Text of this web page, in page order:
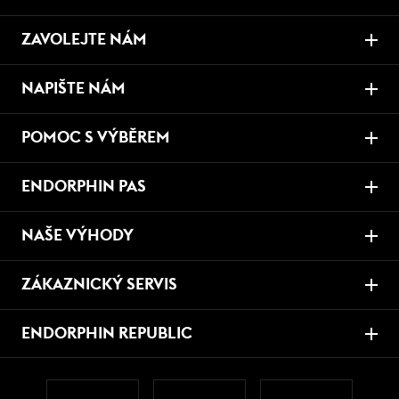
ZAVOLEJTE NÁM
NAPIŠTE NÁM
POMOC S VÝBĚREM
ENDORPHIN PAS
NAŠE VÝHODY
ZÁKAZNICKÝ SERVIS
ENDORPHIN REPUBLIC